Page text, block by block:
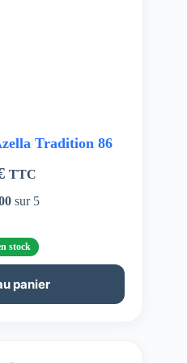
Tradition 86
TTC
sur 5
stock
panier